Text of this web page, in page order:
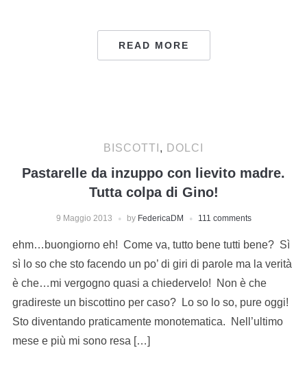
READ MORE
BISCOTTI , DOLCI
Pastarelle da inzuppo con lievito madre.
Tutta colpa di Gino!
9 Maggio 2013 by FedericaDM 111 comments
ehm…buongiorno eh! Come va, tutto bene tutti bene? Sì
sì lo so che sto facendo un po’ di giri di parole ma la verità
è che…mi vergogno quasi a chiedervelo! Non è che
gradireste un biscottino per caso? Lo so lo so, pure oggi!
Sto diventando praticamente monotematica. Nell’ultimo
mese e più mi sono resa […]